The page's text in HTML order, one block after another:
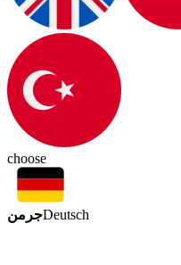
choose
جرمنDeutsch